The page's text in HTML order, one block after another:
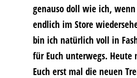
genauso doll wie ich,
endlich im Store
bin ich natürlich voll in
für Euch unterwegs. Heute
Euch erst mal die neuen